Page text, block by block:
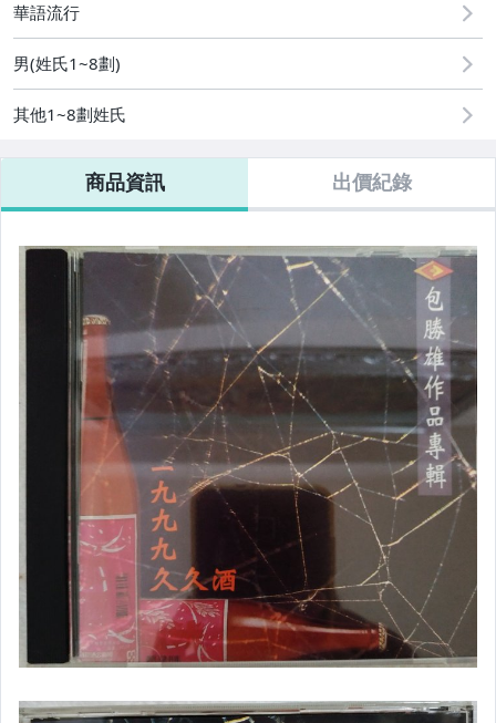
偶像、球員卡與郵幣
電腦、平板與周邊
華語流行
男(姓氏1~8劃)
其他1~8劃姓氏
商品資訊 出價紀錄